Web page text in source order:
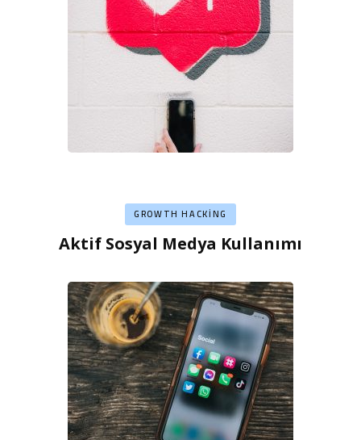
GROWTH HACKING
Aktif Sosyal Medya Kullanımı